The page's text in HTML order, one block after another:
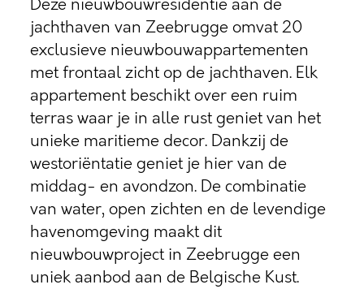
Deze nieuwbouwresidentie aan de
jachthaven van Zeebrugge omvat 20
exclusieve nieuwbouwappartementen
met frontaal zicht op de jachthaven. Elk
appartement beschikt over een ruim
terras waar je in alle rust geniet van het
unieke maritieme decor. Dankzij de
westoriëntatie geniet je hier van de
middag- en avondzon. De combinatie
van water, open zichten en de levendige
havenomgeving maakt dit
nieuwbouwproject in Zeebrugge een
uniek aanbod aan de Belgische Kust.